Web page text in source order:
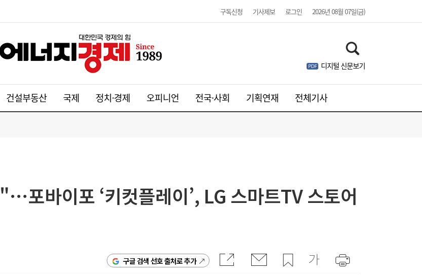
구독신청 기사제보 로그인 2026년 08월 07일(금)
디지털 신문보기
건설부동산 국제 정치·경제 오피니언 전국·사회 기획연재 전체기사
포바이포 ‘키컷플레이’, LG 스마트TV 스토어
구글 검색 선호 출처로 추가